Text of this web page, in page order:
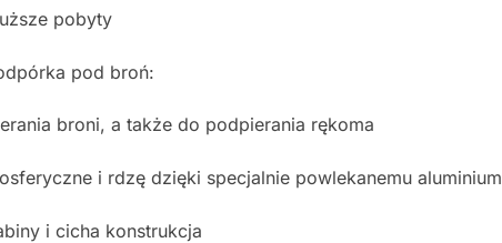
pobyty
pod broń:
broni, a także do podpierania rękoma
i rdzę dzięki specjalnie powlekanemu aluminium
i cicha konstrukcja